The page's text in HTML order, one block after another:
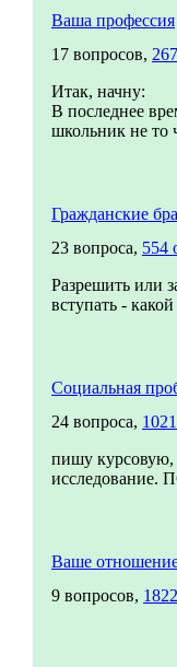
Ваша профессия
17 вопросов,
Итак, начну:
В последнее
школьник не то
Гражданские
23 вопроса, 554
Разрешить или
вступать -
Социальная
24 вопроса,
пишу курсовую,
Ваше
9 вопросов,